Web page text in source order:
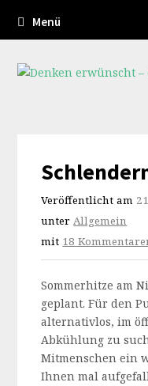
Menü
Veröffentlicht am
unterAllgemein
mit 18
Sommerhitze am
geplant. Für den
alternativlos, im
Abkühlung zu
Mitmenschen ein
Ihnen mal